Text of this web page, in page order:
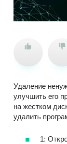
Удаление
улучшить его
на жестком
удалить
1: